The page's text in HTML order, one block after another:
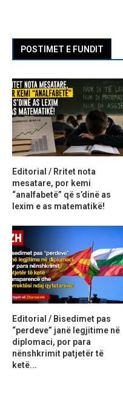
POSTIMET E FUNDIT
Editorial / Rritet nota
mesatare, por kemi
“analfabetë” që s’dinë as
lexim e as matematikë!
Editorial / Bisedimet pas
“perdeve” janë legjitime në
diplomaci, por para
nënshkrimit patjetër të
ketë...